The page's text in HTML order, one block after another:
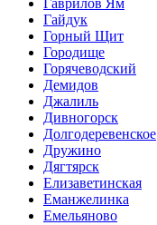
Гайдук
Горный Щит
Городище
Горячеводский
Демидов
Джалиль
Дивногорск
Долгодеревенское
Дружино
Дягтярск
Елизаветинская
Еманжелинка
Емельяново